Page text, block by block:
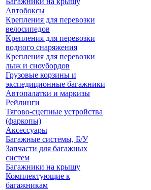
Автобоксы
Крепления для перевозки
велосипедов
Крепления для перевозки
водного снаряжения
Крепления для перевозки
лыж и сноубордов
Грузовые корзины и
экспедиционные багажники
Автопалатки и маркизы
Рейлинги
Тягово-сцепные устройства
(фаркопы)
Аксессуары
Багажные системы, Б/У
Запчасти для багажных
систем
Багажники на крышу
Комплектующие к
багажникам